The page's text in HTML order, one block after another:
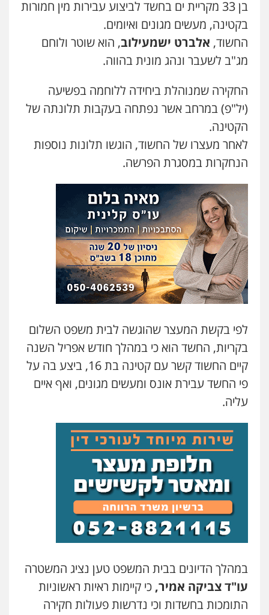
עו"ד אתנה אדרי
פשיעה חמורה כלכלי פלילי מעצרים
וחקירות עורכי דין לענייני אסירים
עו"ד גיורא זילברשטיין
מעצרים וחקירות
גיל פרידמן – משרד עו"ד
פלילי צווארון לבן מעצרים וחקירות מחיקת
רישום פלילי
0503366733
עורך דין פלילי רובי גלבוע
פלילי פשיעה חמורה צווארון לבן תעבורה
0505537656
פלילי צווארון לבן צבאי
עו"ד אלון ארז
פלילי צבאי סמים אלימות במשפחה צווארון
עו"ד לימור רוט חזן
פלילי מעצרים צווארון לבן
0523407232
עו"ד אורי רינצקי
פלילי כלכלי ניהול משפטים
0506216813
עו"ד אייל אוחיון
פלילי עורכי דין לענייני אסירים מעצרים
וחקירות
בן 33 מקריית ים בחשד לביצוע עבירות מין חמורות
בקטינה, מעשים מגונים ואיומים.
החשוד, אלברט ישמעילוב, הוא שוטר ולוחם
מג"ב לשעבר ונהג מונית בהווה.
החקירה שמנוהלת ביחידה ללוחמה בפשיעה
(יל"פ) במרחב אשר נפתחה בעקבות תלונתה של
הקטינה.
לאחר מעצרו של החשוד, הוגשו תלונות נוספות
הנחקרות במסגרת הפרשה.
לפי בקשת המעצר שהוגשה לבית משפט השלום
בקריות, החשד הוא כי במהלך חודש אפריל השנה
קיים החשוד קשר עם קטינה בת 16, ביצע בה על
פי החשד עבירת אונס ומעשים מגונים, ואף איים
עליה.
במהלך הדיונים בבית המשפט טען נציג המשטרה
עו"ד צביקה אמיר, כי קיימות ראיות ראשוניות
התומכות בחשדות וכי נדרשות פעולות חקירה